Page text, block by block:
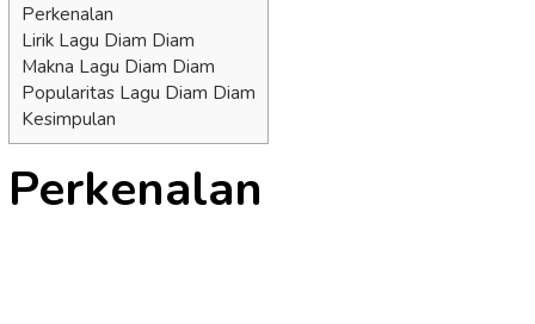
Perkenalan
Lirik Lagu Diam Diam
Makna Lagu Diam Diam
Popularitas Lagu Diam Diam
Kesimpulan
Perkenalan